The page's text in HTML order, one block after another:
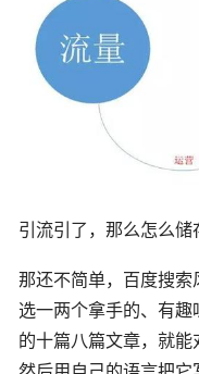
引流引了，那么怎么储
那还不简单，百度搜
选一两个拿手的、有
的十篇八篇文章，就能